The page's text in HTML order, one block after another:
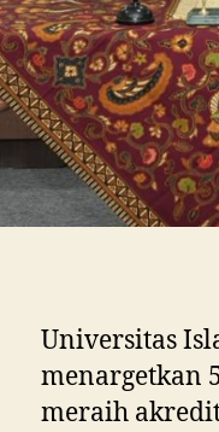
Universitas
menargetkan
meraih